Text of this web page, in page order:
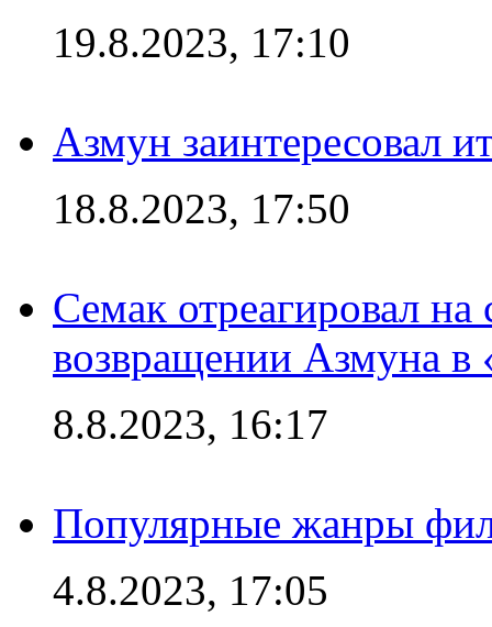
19.8.2023, 17:10
Азмун заинтересовал
18.8.2023, 17:50
Семак отреагировал
возвращении Азмуна в
8.8.2023, 16:17
Популярные жанры
4.8.2023, 17:05